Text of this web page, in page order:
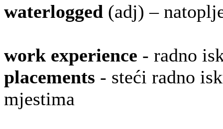
waterlogged (adj) –
work experience - radno
placements - steći radno
mjestima